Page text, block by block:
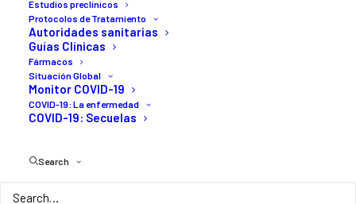
Estudios preclínicos
Protocolos de Tratamiento
Autoridades sanitarias
Guías Clínicas
Fármacos
Situación Global
Monitor COVID-19
COVID-19: La enfermedad
COVID-19: Secuelas
Search
18 MAYO, 2026
Lasostenibilidad
parte
construimos